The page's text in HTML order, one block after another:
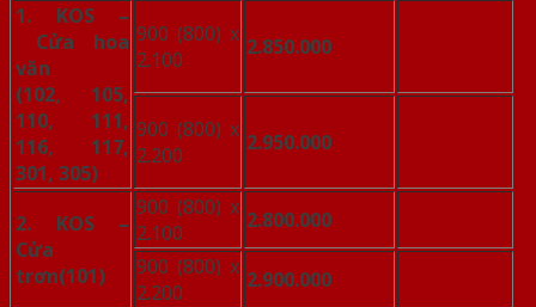
1. KOS –
Cửa hoa
văn
(102, 105,
110, 111,
116, 117,
301, 305)
900 (800) x
2.100
2.850.000
900 (800) x
2.200
2.950.000
2. KOS –
Cửa
trơn(101)
900 (800) x
2.100
2.800.000
900 (800) x
2.200
2.900.000